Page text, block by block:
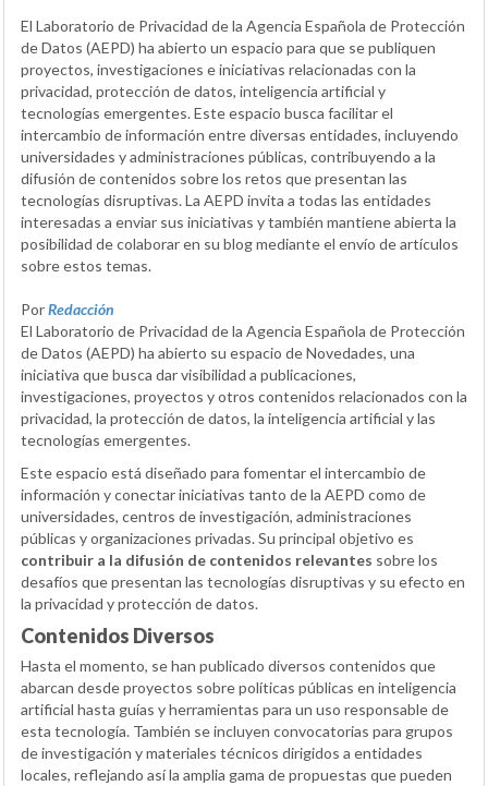
El Laboratorio de Privacidad de la Agencia Española de Protección
de Datos (AEPD) ha abierto un espacio para que se publiquen
proyectos, investigaciones e iniciativas relacionadas con la
privacidad, protección de datos, inteligencia artificial y
tecnologías emergentes. Este espacio busca facilitar el
intercambio de información entre diversas entidades, incluyendo
universidades y administraciones públicas, contribuyendo a la
difusión de contenidos sobre los retos que presentan las
tecnologías disruptivas. La AEPD invita a todas las entidades
interesadas a enviar sus iniciativas y también mantiene abierta la
posibilidad de colaborar en su blog mediante el envío de artículos
sobre estos temas.
PorRedacción
El Laboratorio de Privacidad de la Agencia Española de Protección
de Datos (AEPD) ha abierto su espacio de Novedades, una
iniciativa que busca dar visibilidad a publicaciones,
investigaciones, proyectos y otros contenidos relacionados con la
privacidad, la protección de datos, la inteligencia artificial y las
tecnologías emergentes.
Este espacio está diseñado para fomentar el intercambio de
información y conectar iniciativas tanto de la AEPD como de
universidades, centros de investigación, administraciones
públicas y organizaciones privadas. Su principal objetivo es
contribuir a la difusión de contenidos relevantes sobre los
desafíos que presentan las tecnologías disruptivas y su efecto en
la privacidad y protección de datos.
Contenidos Diversos
Hasta el momento, se han publicado diversos contenidos que
abarcan desde proyectos sobre políticas públicas en inteligencia
artificial hasta guías y herramientas para un uso responsable de
esta tecnología. También se incluyen convocatorias para grupos
de investigación y materiales técnicos dirigidos a entidades
locales, reflejando así la amplia gama de propuestas que pueden